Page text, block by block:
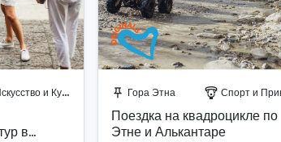
и Культура
в
push_pin Гора Этна paragliding Спорт и
Поездка на квадроцикле по
Этне и Алькантаре